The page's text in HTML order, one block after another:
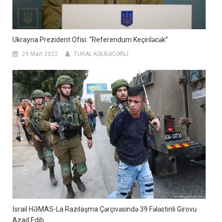
Ukrayna Prezident Ofisi: “Referendum Keçiriləcək”
29 Mart 2022 TURAL KƏLBƏCƏRLİ
İsrail HƏMAS-La Razılaşma Çərçivəsində 39 Fələstinli Girovu
Azad Edib